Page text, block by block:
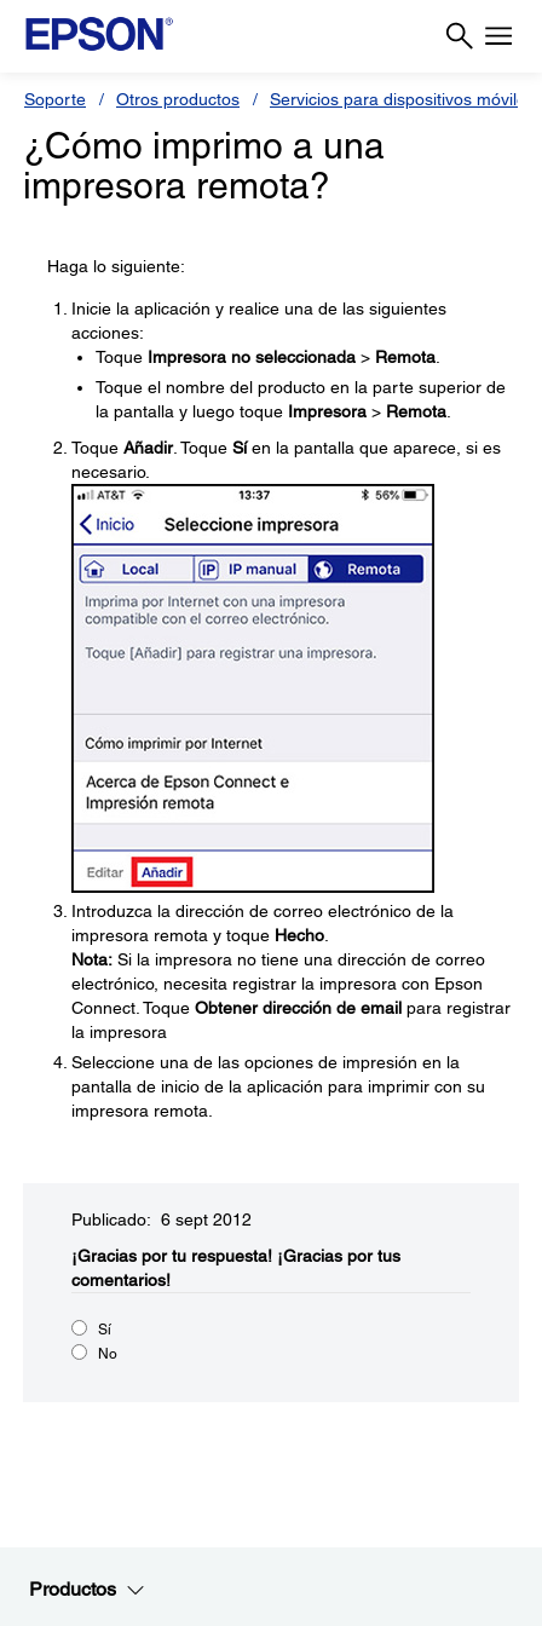
Soporte Otros productos Servicios para dispositivos móviles
¿Cómo imprimo a una
impresora remota?
Haga lo siguiente:
Inicie la aplicación y realice una de las siguientes
acciones:
Toque Impresora no seleccionada > Remota
Toque el nombre del producto en la parte superior de
la pantalla y luego toque Impresora > Remota
Toque Añadir. Toque Síen la pantalla que aparece, si es
necesario.
Introduzca la dirección de correo electrónico de la
impresora remota y toque Hecho
Nota: Si la impresora no tiene una dirección de correo
electrónico, necesita registrar la impresora con Epson
Connect. Toque Obtener dirección de email para registrar
la impresora
Seleccione una de las opciones de impresión en la
pantalla de inicio de la aplicación para imprimir con su
impresora remota.
Publicado: 6 sept 2012
¡Gracias por tu respuesta! ¡Gracias por tus
comentarios!
Sí
No
Productos